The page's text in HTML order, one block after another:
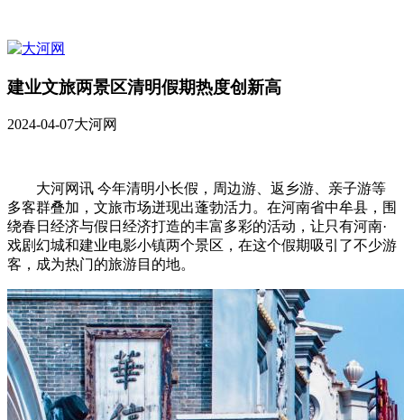
建业文旅两景区清明假期热度创新高
2024-04-07大河网
大河网讯 今年清明小长假，周边游、返乡游、亲子游等
多客群叠加，文旅市场迸现出蓬勃活力。在河南省中牟县，围
绕春日经济与假日经济打造的丰富多彩的活动，让只有河南·
戏剧幻城和建业电影小镇两个景区，在这个假期吸引了不少游
客，成为热门的旅游目的地。